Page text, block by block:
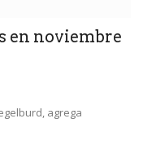
en noviembre
agrega